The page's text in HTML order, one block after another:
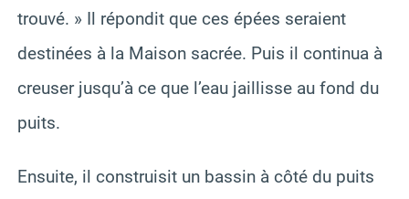
trouvé. » Il répondit que ces épées seraient
destinées à la Maison sacrée. Puis il continua à
creuser jusqu’à ce que l’eau jaillisse au fond du
puits.
Ensuite, il construisit un bassin à côté du puits